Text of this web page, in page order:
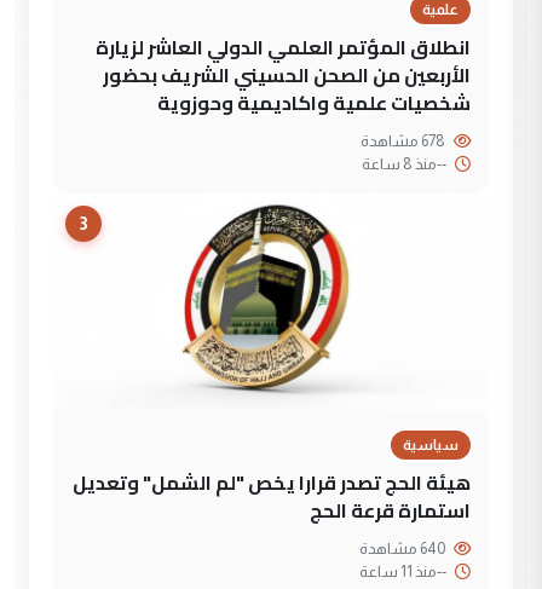
علمية
انطلاق المؤتمر العلمي الدولي العاشر لزيارة
الأربعين من الصحن الحسيني الشريف بحضور
شخصيات علمية واكاديمية وحوزوية
--منذ 8 ساعة
3
سياسية
هيئة الحج تصدر قرارا يخص "لم الشمل" وتعديل
استمارة قرعة الحج
--منذ 11 ساعة